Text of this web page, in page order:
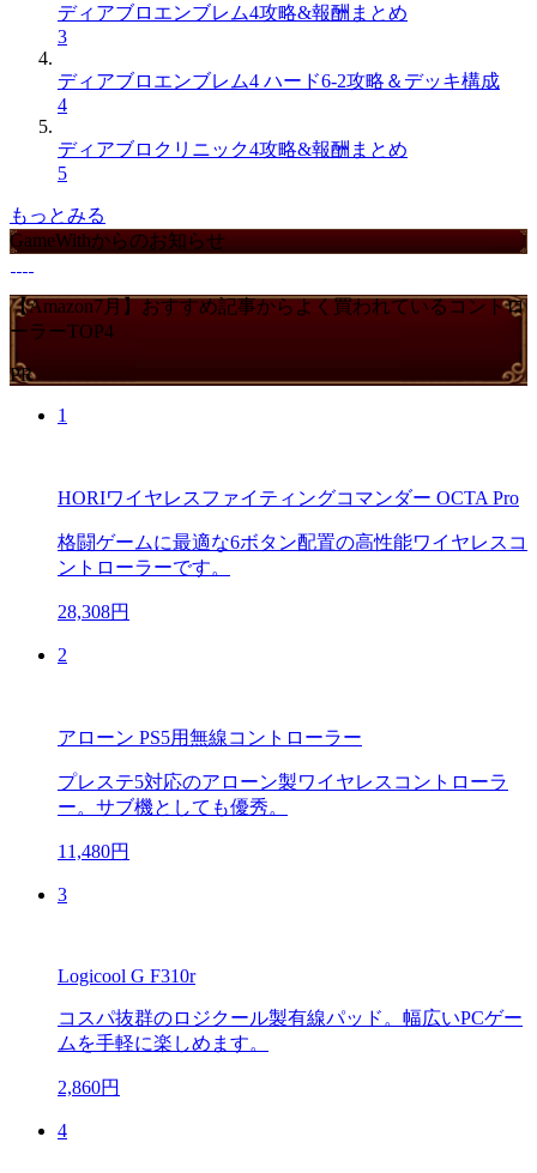
ディアブロエンブレム4攻略&報酬まとめ
3
ディアブロエンブレム4 ハード6-2攻略＆デッキ構成
4
ディアブロクリニック4攻略&報酬まとめ
5
もっとみる
GameWithからのお知らせ
【Amazon7月】おすすめ記事からよく買われているコントロ
ーラーTOP4
PR
1
HORIワイヤレスファイティングコマンダー OCTA Pro
格闘ゲームに最適な6ボタン配置の高性能ワイヤレスコ
ントローラーです。
28,308円
2
アローン PS5用無線コントローラー
プレステ5対応のアローン製ワイヤレスコントローラ
ー。サブ機としても優秀。
11,480円
3
Logicool G F310r
コスパ抜群のロジクール製有線パッド。幅広いPCゲー
ムを手軽に楽しめます。
2,860円
4